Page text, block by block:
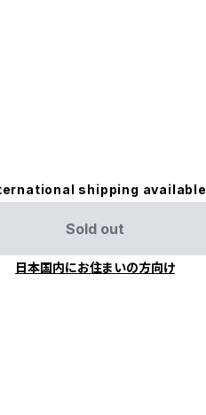
shipping available
Sold out
日本国内にお住まいの方向け